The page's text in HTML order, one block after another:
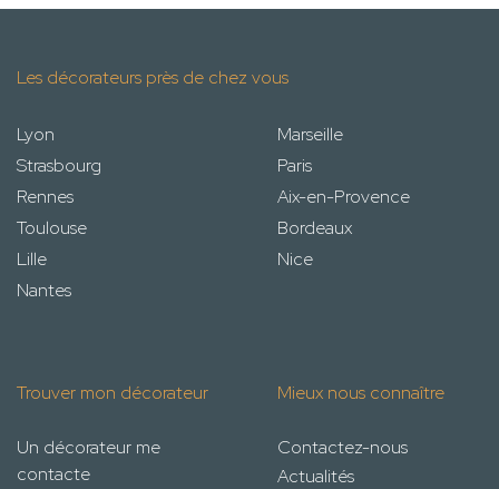
Les décorateurs près de chez vous
Lyon
Marseille
Strasbourg
Paris
Rennes
Aix-en-Provence
Toulouse
Bordeaux
Lille
Nice
Nantes
Trouver mon décorateur
Un décorateur me
contacte
Mieux nous connaître
Contactez-nous
Actualités